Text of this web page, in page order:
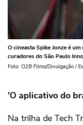
O cineasta Spike Jonze é
curadores do São Paulo
Foto: O2B Films/Divulgação /
'O aplicativo do
Na trilha de Tech